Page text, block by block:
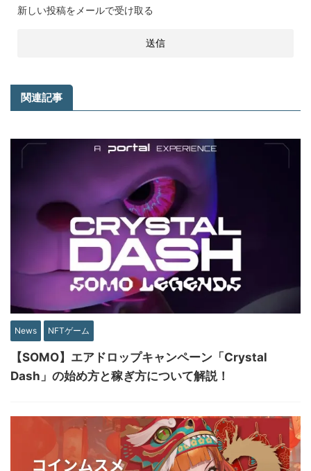
新しい投稿をメールで受け取る
関連記事
News NFTゲーム
【SOMO】エアドロップキャンペーン「Crystal
Dash」の始め方と稼ぎ方について解説！